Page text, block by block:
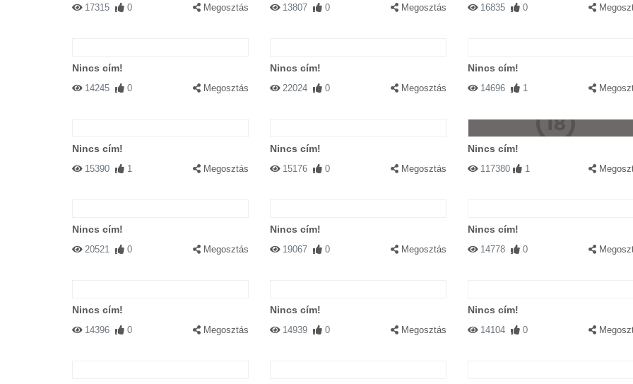
17315 0 Megosztás 13807 0 Megosztás 16835 0
Nincs cím!
14245 0 Megosztás
Nincs cím!
22024 0 Megosztás
Nincs cím!
14696 1
Nincs cím!
15390 1 Megosztás
Nincs cím!
15176 0 Megosztás
Nincs cím!
117380 1
Nincs cím!
20521 0 Megosztás
Nincs cím!
19067 0 Megosztás
Nincs cím!
14778 0
Nincs cím!
14396 0 Megosztás
Nincs cím!
14939 0 Megosztás
Nincs cím!
14104 0